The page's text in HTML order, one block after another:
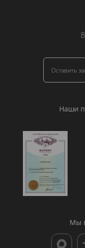
Оставить
Наши
Мы